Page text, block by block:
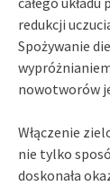
redukcji
Spożywanie
nowotworów
Włączenie
nie tylko
doskonała